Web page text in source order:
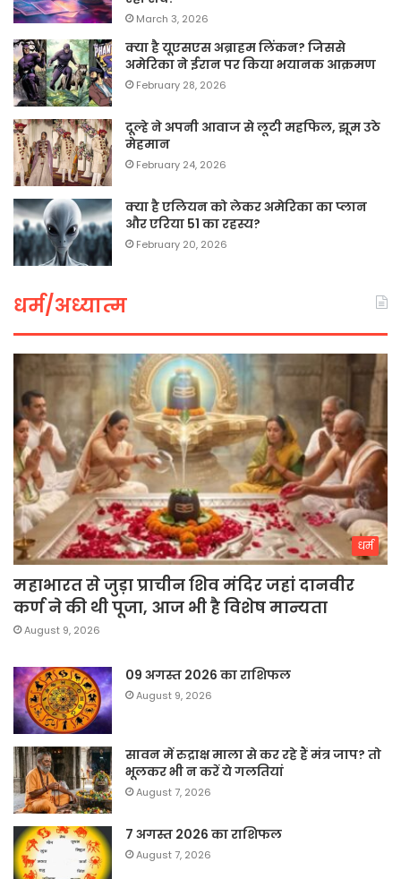
March 3, 2026
क्या है यूएसएस अब्राहम लिंकन? जिससे
अमेरिका ने ईरान पर किया भयानक आक्रमण
February 28, 2026
दूल्हे ने अपनी आवाज से लूटी महफिल, झूम उठे
मेहमान
February 24, 2026
क्या है एलियन को लेकर अमेरिका का प्लान
और एरिया 51 का रहस्य?
February 20, 2026
धर्म/अध्यात्म
धर्म
महाभारत से जुड़ा प्राचीन शिव मंदिर जहां दानवीर
कर्ण ने की थी पूजा, आज भी है विशेष मान्यता
August 9, 2026
09 अगस्त 2026 का राशिफल
August 9, 2026
सावन में रुद्राक्ष माला से कर रहे हैं मंत्र जाप? तो
भूलकर भी न करें ये गलतियां
August 7, 2026
7 अगस्त 2026 का राशिफल
August 7, 2026